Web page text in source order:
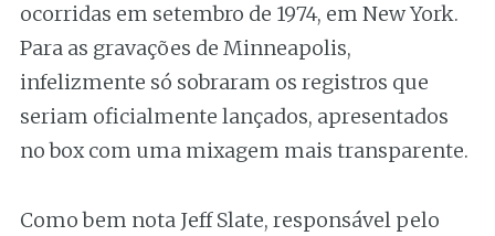
ocorridas em setembro de 1974, em New York.
Para as gravações de Minneapolis,
infelizmente só sobraram os registros que
seriam oficialmente lançados, apresentados
no box com uma mixagem mais transparente.
Como bem nota Jeff Slate, responsável pelo